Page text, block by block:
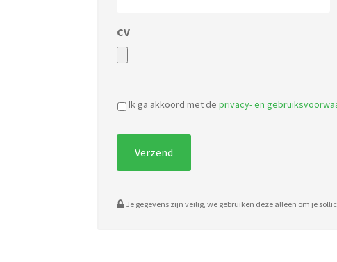
CV
Ik ga akkoord met de privacy- en
Je gegevens zijn veilig, we gebruiken deze alleen om je